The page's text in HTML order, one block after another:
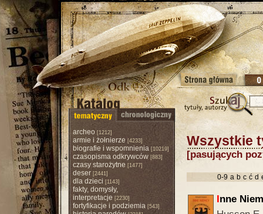
archeo [1212]
armie i żołnierze [4233]
biografie i wspomnienia[10219]
czasopisma odkrywców[883]
czasy starożytne [1477]
deser[2441]
dla dzieci [1143]
fakty, domysły,
interpretacje [2230]
fortyfikacje i podziemia[543]
Wszystkie
[pasujących
0-9 a b c ć d
Inne